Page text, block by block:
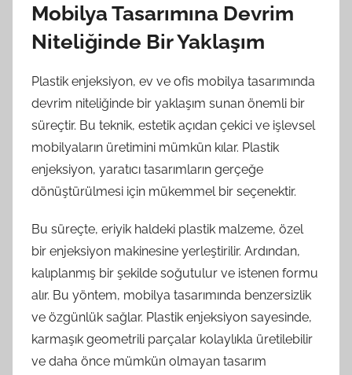
Mobilya Tasarımına Devrim
Niteliğinde Bir Yaklaşım
Plastik enjeksiyon, ev ve ofis mobilya tasarımında
devrim niteliğinde bir yaklaşım sunan önemli bir
süreçtir. Bu teknik, estetik açıdan çekici ve işlevsel
mobilyaların üretimini mümkün kılar. Plastik
enjeksiyon, yaratıcı tasarımların gerçeğe
dönüştürülmesi için mükemmel bir seçenektir.
Bu süreçte, eriyik haldeki plastik malzeme, özel
bir enjeksiyon makinesine yerleştirilir. Ardından,
kalıplanmış bir şekilde soğutulur ve istenen formu
alır. Bu yöntem, mobilya tasarımında benzersizlik
ve özgünlük sağlar. Plastik enjeksiyon sayesinde,
karmaşık geometrili parçalar kolaylıkla üretilebilir
ve daha önce mümkün olmayan tasarım